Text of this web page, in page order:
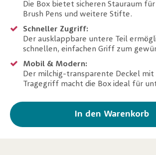
Die Box bietet sicheren Stauraum für
Brush Pens und weitere Stifte.
Schneller Zugriff:
Der ausklappbare untere Teil
schnellen, einfachen Griff zum
Mobil & Modern:
Der milchig-transparente Deckel mit
Tragegriff macht die Box ideal für
In den Warenkorb